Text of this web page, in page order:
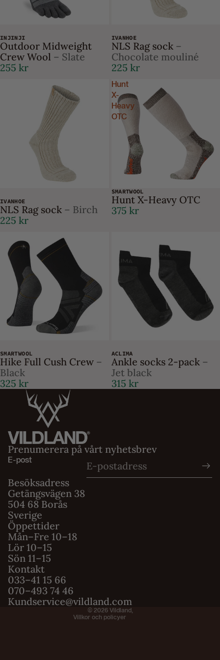
INJINJI
Outdoor Midweight
Crew Wool – Slate
255 kr
IVANHOE
NLS Rag sock –
Chocolate mouliné
225 kr
IVANHOE
NLS Rag sock – Birch
225 kr
Hunt
X-
Heavy
OTC
SMARTWOOL
Hunt X-Heavy OTC
375 kr
SMARTWOOL
Hike Full Cush Crew –
Black
325 kr
ACLIMA
Ankle socks 2-pack –
Jet black
315 kr
Prenumerera på vårt nyhetsbrev
E-post
Besöksadress
Getängsvägen 38
504 68 Borås
Sverige
Öppettider
Mån–Fre 10–18
Lör 10–15
Sön 11–15
Kontakt
033–41 15 66
070–493 74 46
Kundservice@vildland.com
© 2026 Vildland,
Villkor och policyer
Integritetspolicy
Användarvillkor
Återbetalningspolicy
Kontaktinformation